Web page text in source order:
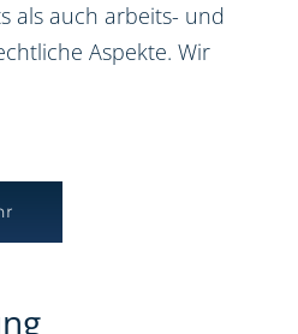
als auch arbeits- und
Aspekte. Wir